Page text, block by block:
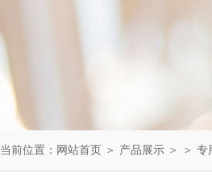
当前位置： 网站首页 ＞ 产品展示 ＞ ＞ 专